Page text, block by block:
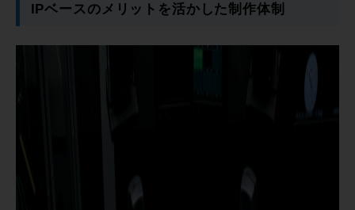
IPベースのメリットを活かした制作体制